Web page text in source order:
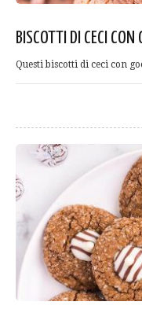
BISCOTTI DI CECI CON
Questi biscotti di ceci con